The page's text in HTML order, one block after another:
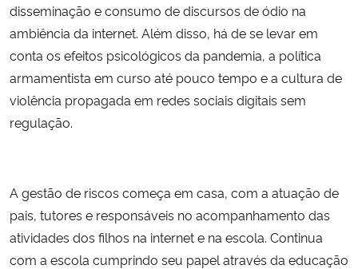
disseminação e consumo de discursos de ódio na
ambiência da internet. Além disso, há de se levar em
conta os efeitos psicológicos da pandemia, a política
armamentista em curso até pouco tempo e a cultura de
violência propagada em redes sociais digitais sem
regulação.
A gestão de riscos começa em casa, com a atuação de
pais, tutores e responsáveis no acompanhamento das
atividades dos filhos na internet e na escola. Continua
com a escola cumprindo seu papel através da educação